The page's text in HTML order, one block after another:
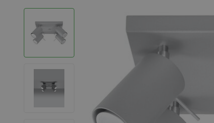
Feuchtraumleuchten IP65
Außenleuchten
LED Panels
LED Hallenstrahler
LED Leuchtbänder
Dekorative Beleuchtung